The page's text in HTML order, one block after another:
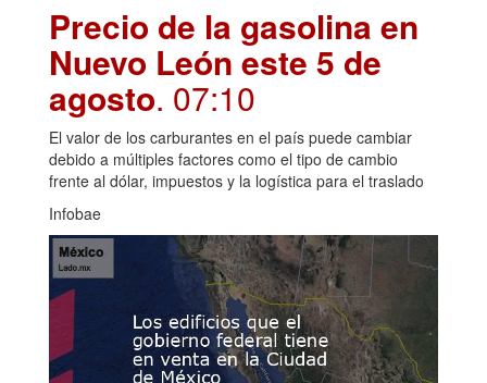
Precio de la gasolina en
Nuevo León este 5 de
agosto. 07:10
El valor de los carburantes en el país puede cambiar
debido a múltiples factores como el tipo de cambio
frente al dólar, impuestos y la logística para el traslado
Infobae